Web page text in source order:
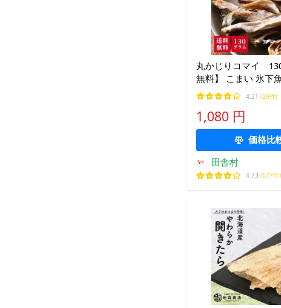
丸かじりコマイ
無料】 こまい 氷下
つまみ 不二屋 まるか
4.21 (29件)
1,080 円
価格比
田舎村
4.73 (677件)